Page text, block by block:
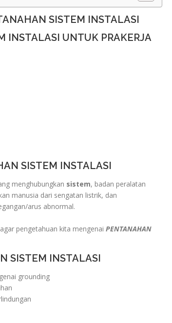
SISTEM INSTALASI
INSTALASI UNTUK PRAKERJA
SISTEM INSTALASI
menghubungkan sistem, badan peralatan
manusia dari sengatan listrik, dan
arus abnormal.
pengetahuan kita mengenai PENTANAHAN
SISTEM INSTALASI
grounding